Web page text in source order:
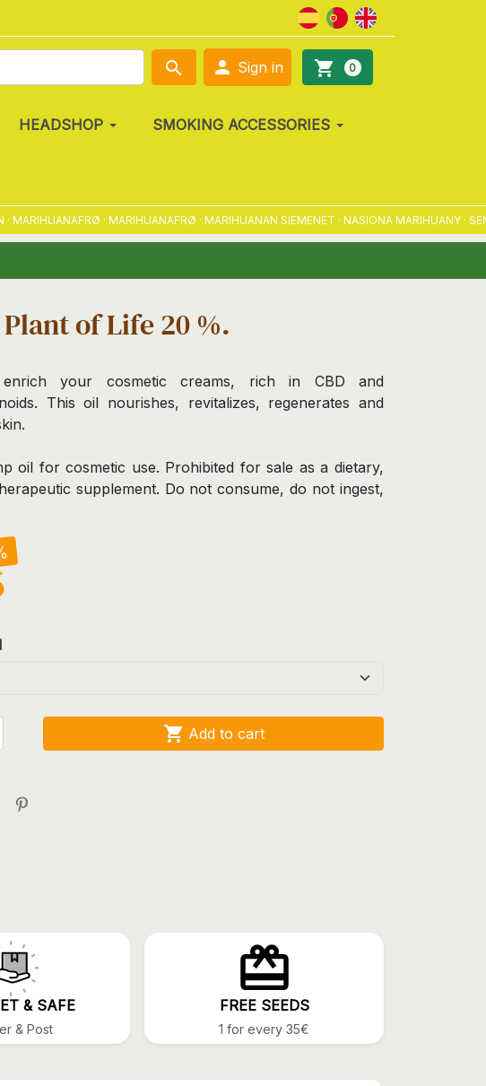
search  Sign in shopping_cart 0
HEADSHOP SMOKING ACCESSORIES
· MARIHUANAFRØ · MARIHUANAN SIEMENET · NASIONA MARIHUANY ·
Plant of Life 20 %.
your cosmetic creams, rich in CBD and
This oil nourishes, revitalizes, regenerates and
oil for cosmetic use. Prohibited for sale as a dietary,
supplement. Do not consume, do not ingest,
 Add to cart
& SAFE
& Post
FREE SEEDS
1 for every 35€